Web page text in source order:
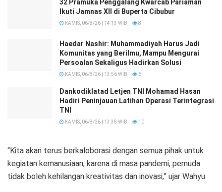
32 Pramuka Penggalang Kwarcab Pariaman
Ikuti Jamnas XII di Buperta Cibubur
KAMIS, 06/8/26 | 14:13 WIB 8
Haedar Nashir: Muhammadiyah Harus Jadi
Komunitas yang Berilmu, Mampu Mengurai
Persoalan Sekaligus Hadirkan Solusi
KAMIS, 06/8/26 | 13:56 WIB 6
Dankodiklatad Letjen TNI Mohamad Hasan
Hadiri Peninjauan Latihan Operasi Terintegrasi
TNI
KAMIS, 06/8/26 | 13:38 WIB 10
“Kita akan terus berkaloborasi dengan semua pihak untuk
kegiatan kemanusiaan, karena di masa pandemi, pemuda
tidak boleh kehilangan kreativitas dan inovasi,” ujar Wahyu.